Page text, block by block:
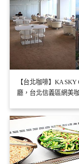
【台北咖啡】KA
廳，台北信義區網美